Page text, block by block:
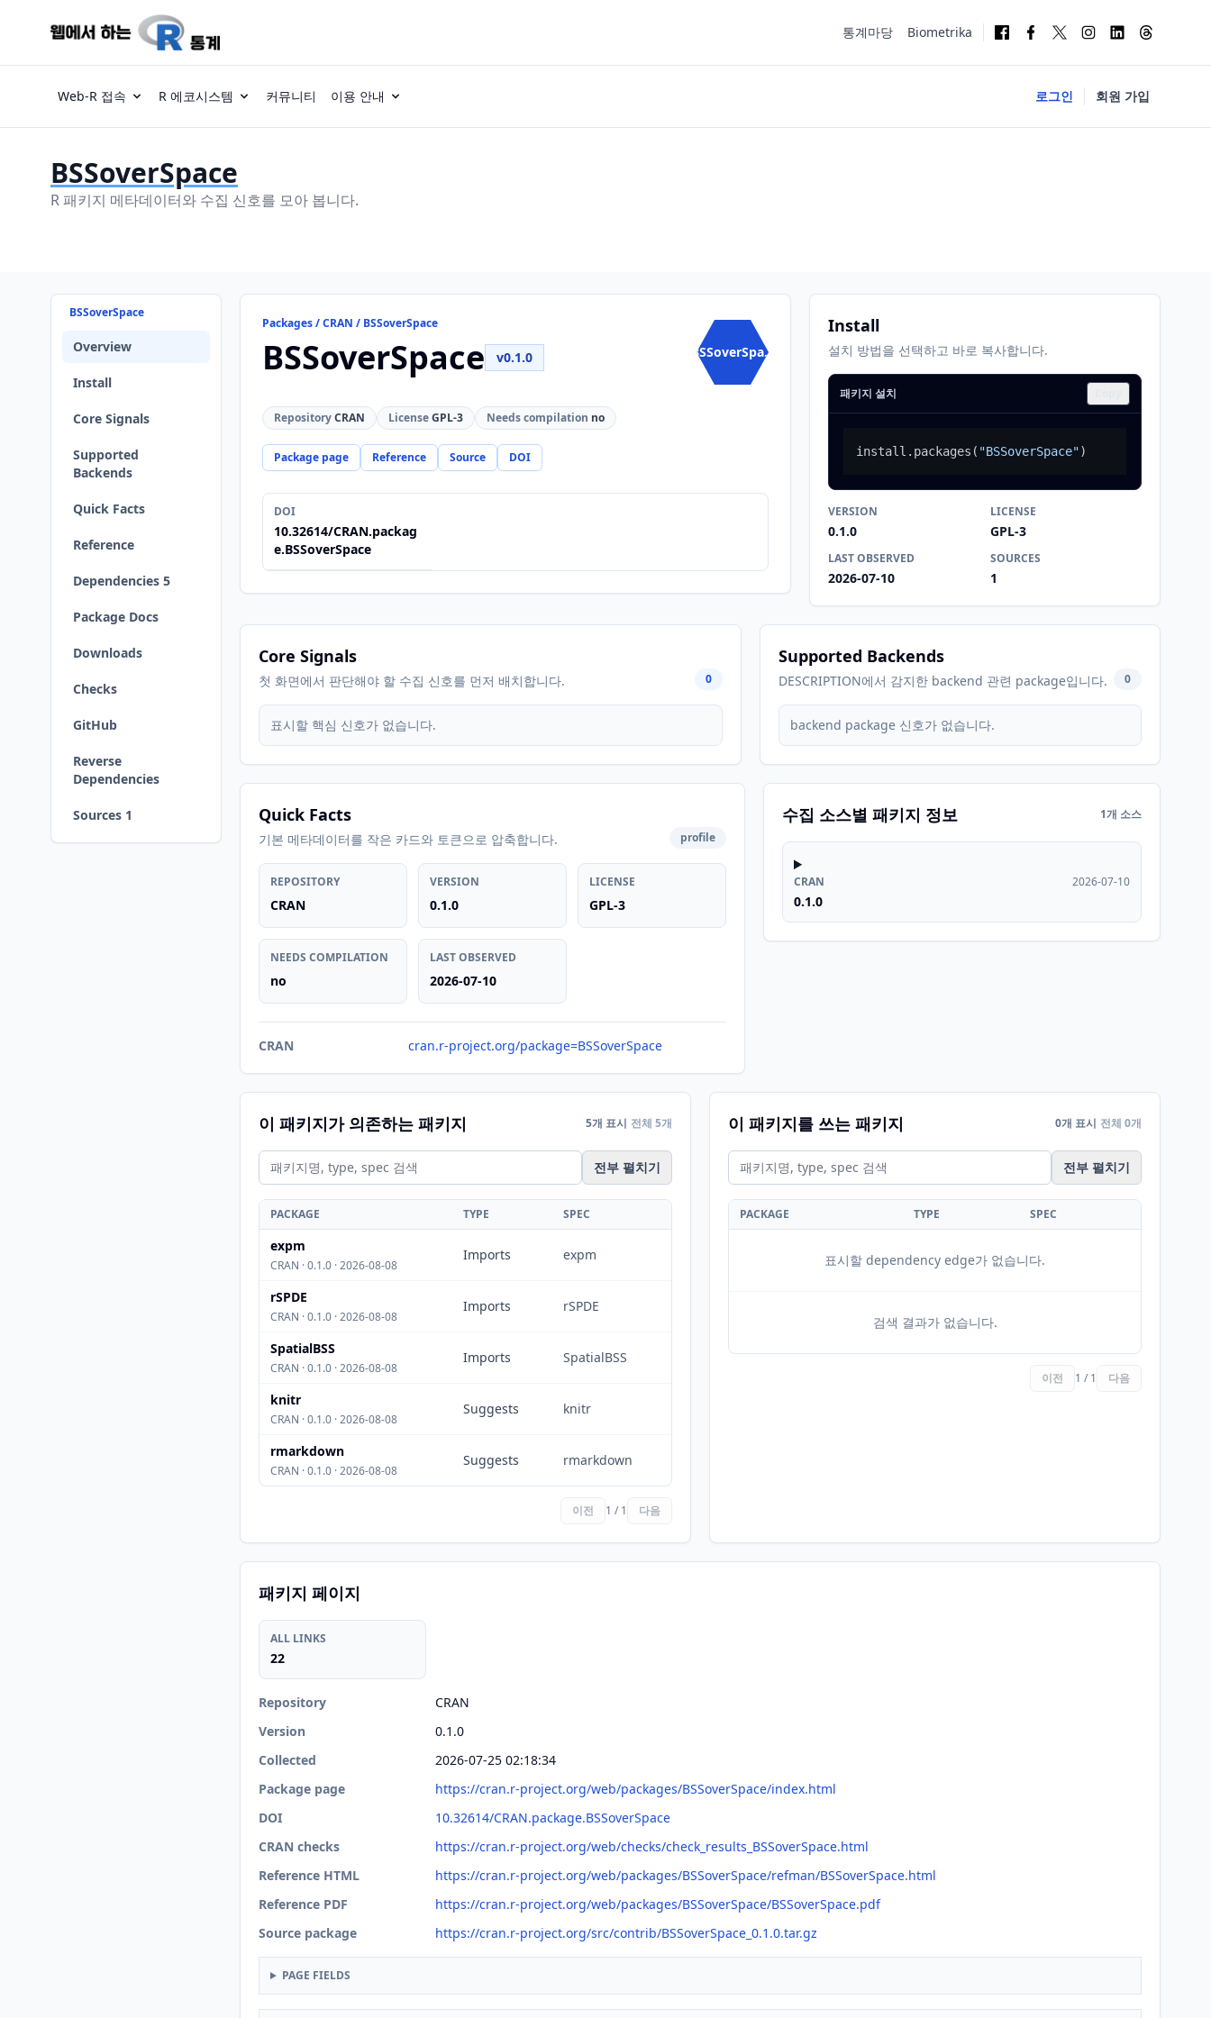
통계마당 Biometrika
Web-R 접속 R 에코시스템 커뮤니티 이용 안내 로그인 회원 가입
BSSoverSpace
R 패키지 메타데이터와 수집 신호를 모아 봅니다.
BSSoverSpace
Overview
Install
Core Signals
Supported
Backends
Quick Facts
Reference
Dependencies 5
Package Docs
Downloads
Checks
GitHub
Reverse
Dependencies
Sources 1
Packages / CRAN / BSSoverSpace
BSSoverSpace v0.1.0 BSSoverSpa...
RepositoryCRAN LicenseGPL-3 Needs compilation no
Package page Reference Source DOI
DOI
10.32614/CRAN.packag
e.BSSoverSpace
Install
설치 방법을 선택하고 바로 복사합니다.
패키지 설치
install.packages ( "BSSoverSpace")
VERSION
0.1.0
LICENSE
GPL-3
LAST OBSERVED
2026-07-10
SOURCES
1
Core Signals
첫 화면에서 판단해야 할 수집 신호를 먼저 배치합니다. 0
표시할 핵심 신호가 없습니다.
Supported Backends
DESCRIPTION에서 감지한 backend 관련 package입니다. 0
backend package 신호가 없습니다.
Quick Facts
기본 메타데이터를 작은 카드와 토큰으로 압축합니다. profile
REPOSITORY
CRAN
VERSION
0.1.0
LICENSE
GPL-3
NEEDS COMPILATION
no
LAST OBSERVED
2026-07-10
CRAN cran.r-project.org/package=BSSoverSpace
수집 소스별 패키지 정보 1개 소스
CRAN
0.1.0
2026-07-10
이 패키지가 의존하는 패키지 5개 표시 전체 5개
전부 펼치기
PACKAGE TYPE SPEC
expm
CRAN · 0.1.0 · 2026-08-08
Imports expm
rSPDE
CRAN · 0.1.0 · 2026-08-08
Imports rSPDE
SpatialBSS
CRAN · 0.1.0 · 2026-08-08
Imports SpatialBSS
knitr
CRAN · 0.1.0 · 2026-08-08
Suggests knitr
rmarkdown
CRAN · 0.1.0 · 2026-08-08
Suggests rmarkdown
이전 1 / 1 다음
이 패키지를 쓰는 패키지 0개 표시 전체 0개
전부 펼치기
PACKAGE TYPE SPEC
표시할 dependency edge가 없습니다.
검색 결과가 없습니다.
이전 1 / 1 다음
패키지 페이지
ALL LINKS
22
Repository
CRAN
Version
0.1.0
Collected
2026-07-25 02:18:34
Package page
https://cran.r-project.org/web/packages/BSSoverSpace/index.html
DOI
10.32614/CRAN.package.BSSoverSpace
CRAN checks
https://cran.r-project.org/web/checks/check_results_BSSoverSpace.html
Reference HTML
https://cran.r-project.org/web/packages/BSSoverSpace/refman/BSSoverSpace.html
Reference PDF
https://cran.r-project.org/web/packages/BSSoverSpace/BSSoverSpace.pdf
Source package
https://cran.r-project.org/src/contrib/BSSoverSpace_0.1.0.tar.gz
PAGE FIELDS